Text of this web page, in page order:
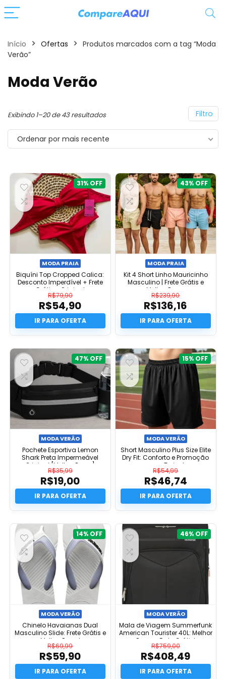
Início Ofertas
Produtos marcados com a tag “Moda
Verão”
Moda Verão
Filtro
Exibindo 1–20 de 43 resultadosClassificado
por
mais
Ordenar por mais recente
31%
MODA PRAIA
Biquíni Top Cropped Calica:
Desconto Imperdível + Frete
Grátis e Original
R$79,90
O
preço
original
era:
R$54,90
O
preço
atual
R$54,90.
43%
MODA PRAIA
Kit 4 Short Linho Mauricinho
Masculino | Frete Grátis e
Melhor Preço
R$239,90
O
preço
original
era:
R$136,16
O
preço
atual
R$136,16.
47%
MODA VERÃO
Pochete Esportiva Lemon
Shark Preta Impermeável
Original [Melhor Preço]
R$35,99
O
preço
original
era:
R$19,00
O
preço
atual
R$19,00.
15%
MODA VERÃO
Short Masculino Plus Size Elite
Dry Fit: Conforto e Promoção
para Treino!
R$54,99
O
preço
original
era:
R$46,74
O
preço
atual
R$46,74.
14%
MODA VERÃO
Chinelo Havaianas Dual
Masculino Slide: Frete Grátis e
Melhor Preço!
R$69,99
O
preço
original
R$59,90
O
preço
46%
MODA VERÃO
Mala de Viagem Summerfunk
American Tourister 40L: Melhor
Preço e Frete Grátis!
R$759,00
O
preço
original
R$408,49
O
preço